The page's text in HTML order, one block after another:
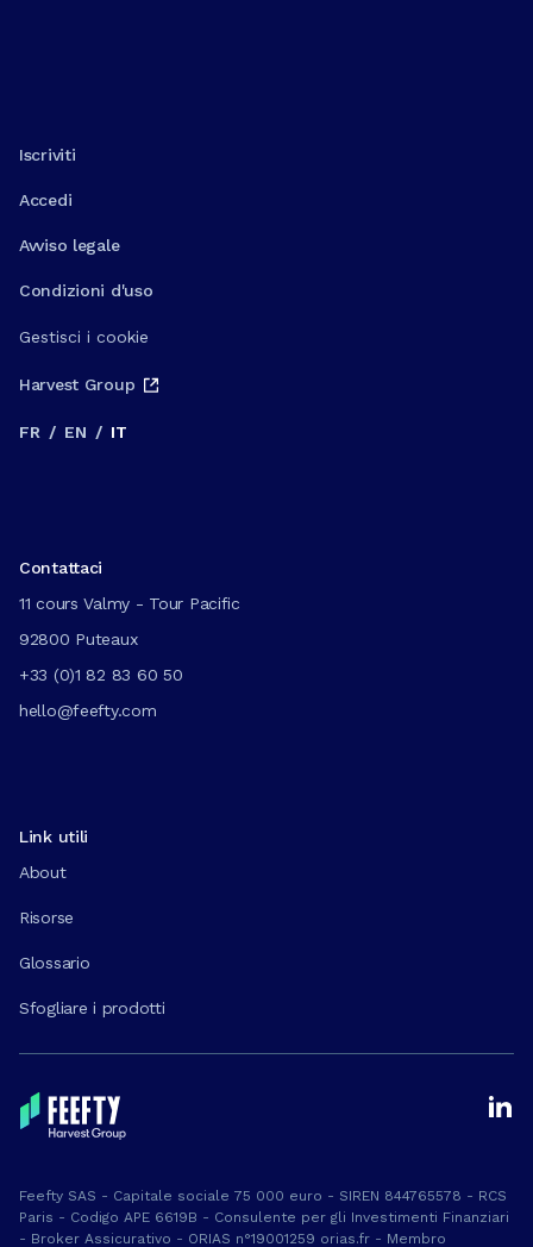
Iscriviti
Accedi
Avviso legale
Condizioni d'uso
Gestisci i cookie
Harvest Group
FR / EN / IT
Contattaci
11 cours Valmy - Tour Pacific
92800 Puteaux
+33 (0)1 82 83 60 50
hello@feefty.com
Link utili
About
Risorse
Glossario
Sfogliare i prodotti
Feefty SAS - Capitale sociale 75 000 euro - SIREN 844765578 - RCS
Paris - Codigo APE 6619B - Consulente per gli Investimenti Finanziari
- Broker Assicurativo - ORIAS n°19001259 orias.fr - Membro